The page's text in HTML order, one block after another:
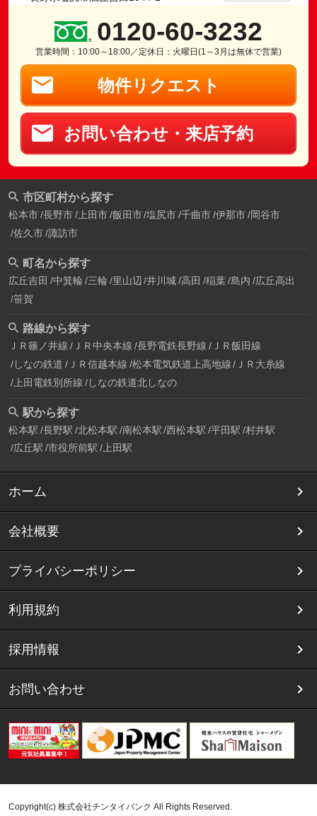
0120-60-3232
営業時間：10:00～18:00／定休日：火曜日(1～3月は無休で営業)
物件リクエスト
お問い合わせ・来店予約
市区町村から探す
松本市 長野市 上田市 飯田市 塩尻市 千曲市 伊那市 岡谷市
佐久市 諏訪市
町名から探す
広丘吉田 中箕輪 三輪 里山辺 井川城 高田 稲葉 島内 広丘高出
笹賀
路線から探す
ＪＲ篠ノ井線 ＪＲ中央本線 長野電鉄長野線 ＪＲ飯田線
しなの鉄道 ＪＲ信越本線 松本電気鉄道上高地線
ＪＲ大糸線
上田電鉄別所線 しなの鉄道北しなの
駅から探す
松本駅 長野駅 北松本駅 南松本駅 西松本駅 平田駅 村井駅
広丘駅 市役所前駅 上田駅
ホーム
会社概要
プライバシーポリシー
利用規約
採用情報
お問い合わせ
Copyright(c) 株式会社チンタイバンク All Rights Reserved.